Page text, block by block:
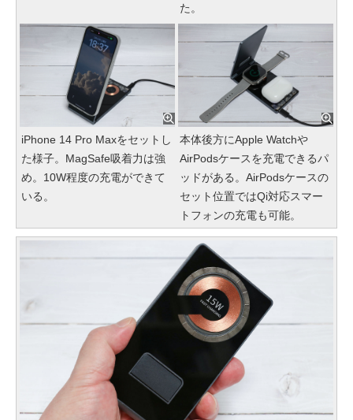
た。
iPhone 14 Pro Maxをセットし
た様子。MagSafe吸着力は強
め。10W程度の充電ができて
いる。
本体後方にApple Watchや
AirPodsケースを充電できるパ
ッドがある。AirPodsケースの
セット位置ではQi対応スマー
トフォンの充電も可能。